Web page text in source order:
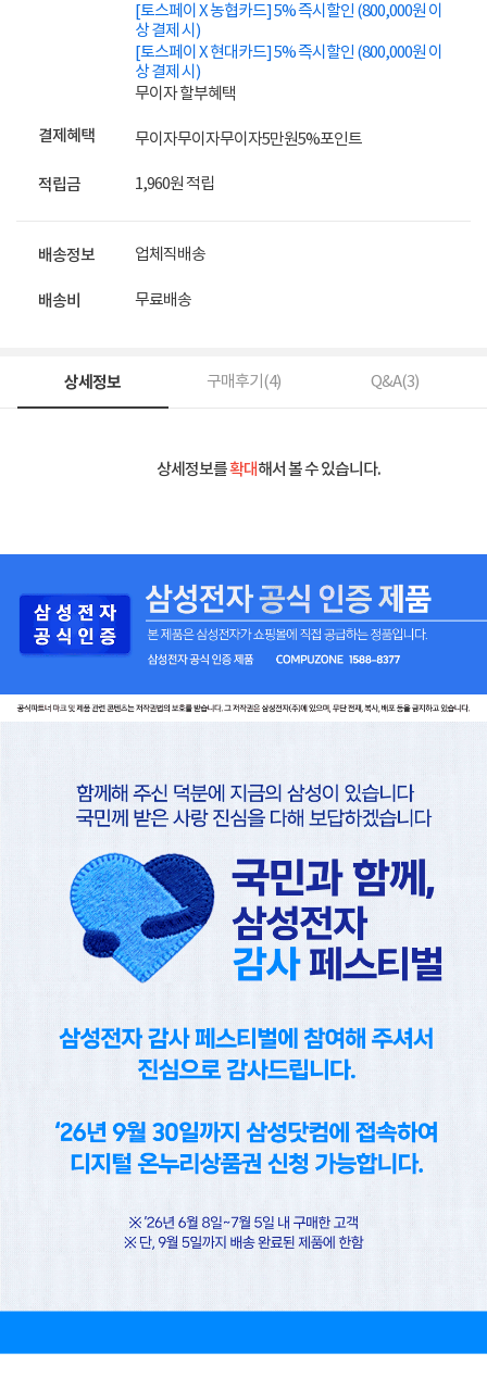
[토스페이 X 농협카드] 5% 즉시할인 (800,000원 이
상 결제 시)
[토스페이 X 현대카드] 5% 즉시할인 (800,000원 이
상 결제 시)
무이자 할부혜택
결제혜택 무이자무이자무이자5만원5%포인트
적립금 1,960원 적립
배송정보 업체직배송
배송비 무료배송
상세정보 구매후기(4) Q&A(3)
상세정보를확대해서 볼 수 있습니다.